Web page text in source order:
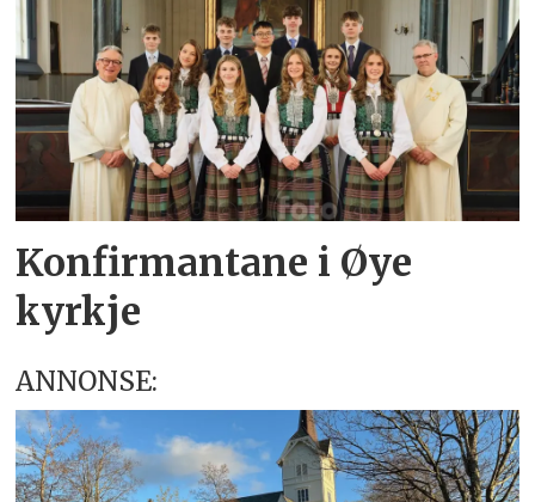
Konfirmantane i Øye
kyrkje
ANNONSE: